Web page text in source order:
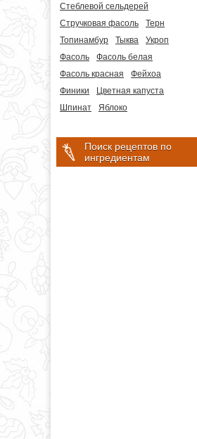
Стеблевой сельдерей
Стручковая фасоль
Терн
Топинамбур
Тыква
Укроп
Фасоль
Фасоль белая
Фасоль красная
Фейхоа
Финики
Цветная капуста
Шпинат
Яблоко
Поиск рецептов по
ингредиентам